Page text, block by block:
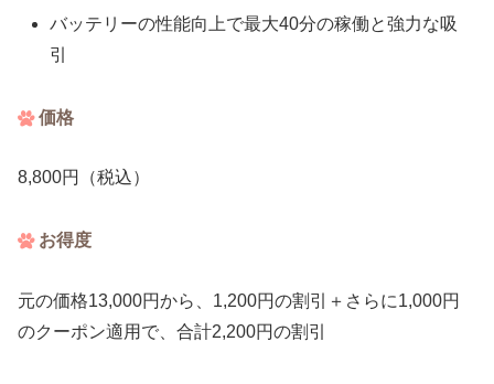
バッテリーの性能向上で最大40分の稼働と強力な吸
引
価格
8,800円（税込）
お得度
元の価格13,000円から、1,200円の割引＋さらに1,000円
のクーポン適用で、合計2,200円の割引